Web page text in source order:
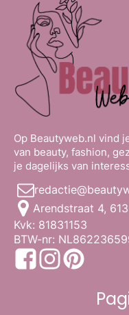
Op Beautyweb.nl vind
van beauty, fashion,
je dagelijks van
Arendstraat 4,
Kvk: 81831153
BTW-nr: